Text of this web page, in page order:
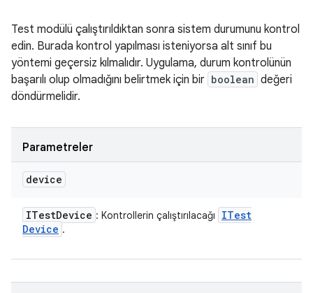
Test modülü çalıştırıldıktan sonra sistem durumunu kontrol
edin. Burada kontrol yapılması isteniyorsa alt sınıf bu
yöntemi geçersiz kılmalıdır. Uygulama, durum kontrolünün
başarılı olup olmadığını belirtmek için bir boolean değeri
döndürmelidir.
Parametreler
device
ITestDevice : Kontrollerin çalıştırılacağı
ITest
Device .